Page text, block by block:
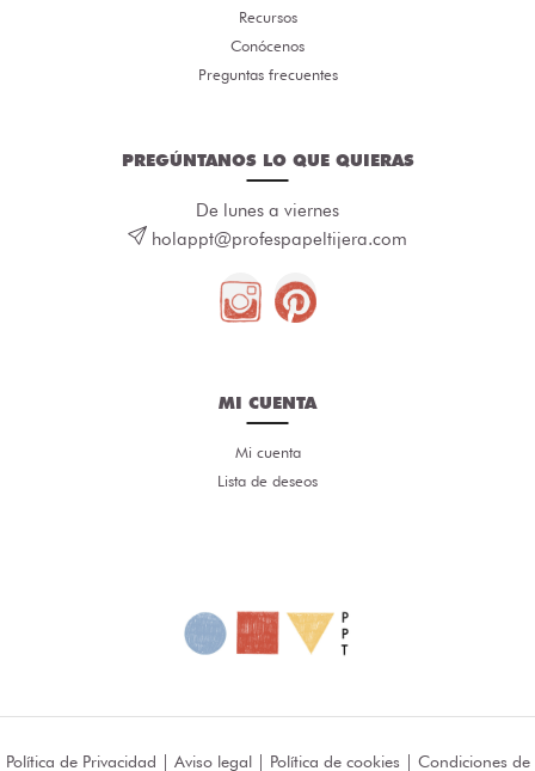
Recursos
Conócenos
Preguntas frecuentes
PREGÚNTANOS LO QUE QUIERAS
De lunes a viernes
holappt@profespapeltijera.com
MI CUENTA
Mi cuenta
Lista de deseos
Política de Privacidad | Aviso legal| Política de cookies | Condiciones de